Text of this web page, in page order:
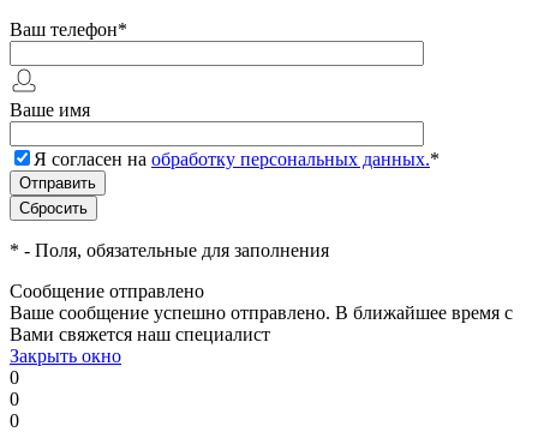
Ваш телефон*
Ваше имя
Я согласен на обработку персональных данных.*
* - Поля, обязательные для заполнения
Сообщение отправлено
Ваше сообщение успешно отправлено. В ближайшее время с
Вами свяжется наш специалист
Закрыть окно
0
0
0